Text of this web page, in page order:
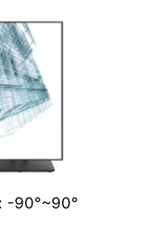
-90°~90°